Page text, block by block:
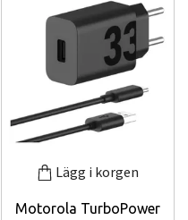
Lägg i korgen
Motorola TurboPower